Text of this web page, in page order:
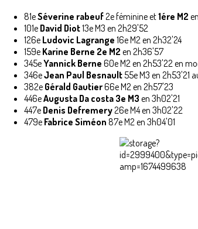
81eSéverine rabeuf2e féminine et1ére M2
101e David Diot13e M3 en 2h29'52
126e Ludovic Lagrange 16e M2 en 2h32'24
159e Karine Berne 2e M2 en 2h36'57
345eYannick Berne 60e M2 en 2h53'22 en
346eJean Paul Besnault 55e M3 en 2h53'21
382e Gérald Gautier66e M2 en 2h57'23
446eAugusta Da costa 3e M3 en 3h02'21
447e Denis Defremery26e M4 en 3h02'22
479e Fabrice Siméon 87e M2 en 3h04'01